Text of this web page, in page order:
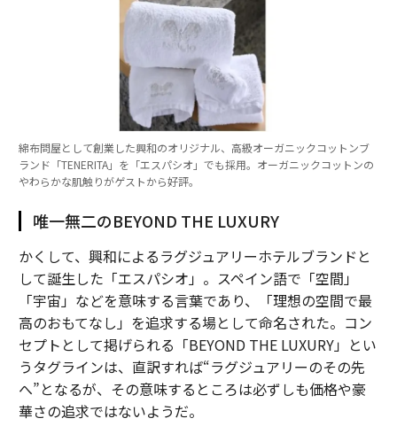
綿布問屋として創業した興和のオリジナル、高級オーガニックコットンブ
ランド「TENERITA」を「エスパシオ」でも採用。オーガニックコットンの
やわらかな肌触りがゲストから好評。
唯一無二のBEYOND THE LUXURY
かくして、興和によるラグジュアリーホテルブランドと
して誕生した「エスパシオ」。スペイン語で「空間」
「宇宙」などを意味する言葉であり、「理想の空間で最
高のおもてなし」を追求する場として命名された。コン
セプトとして掲げられる「BEYOND THE LUXURY」とい
うタグラインは、直訳すれば“ラグジュアリーのその先
へ”となるが、その意味するところは必ずしも価格や豪
華さの追求ではないようだ。